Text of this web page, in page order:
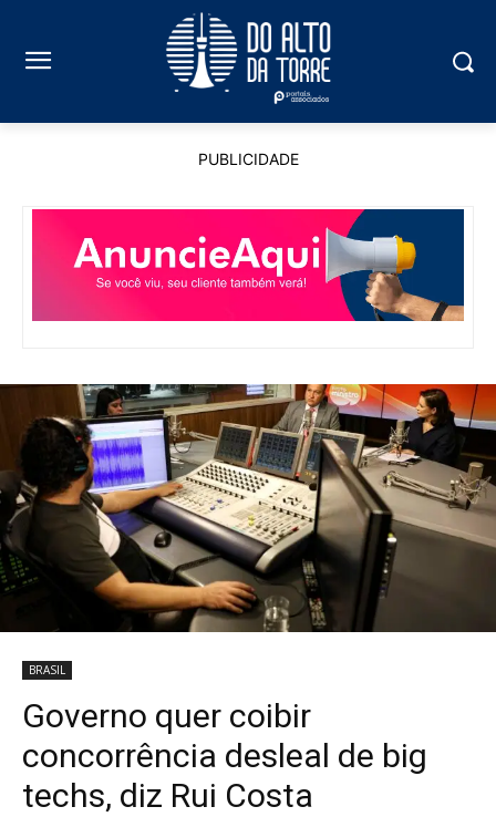
PUBLICIDADE
BRASIL
Governo quer coibir
concorrência desleal de big
techs, diz Rui Costa